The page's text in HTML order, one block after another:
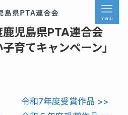
menu
児島県PTA連合会
子育てキャンペーン」
令和7年度受賞作品 >>